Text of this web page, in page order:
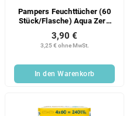
Pampers Feuchttücher (60
Stück/Flasche) Aqua Zero
Kunststoff
3,25 € ohne MwSt.
3,90 €
In den Warenkorb